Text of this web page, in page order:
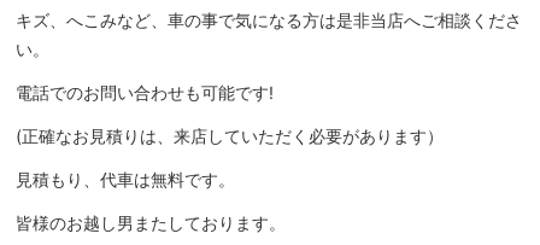
キズ、へこみなど、車の事で気になる方は是非当店へご相談くださ
い。
電話でのお問い合わせも可能です!
(正確なお見積りは、来店していただく必要があります）
見積もり、代車は無料です。
皆様のお越し男またしております。